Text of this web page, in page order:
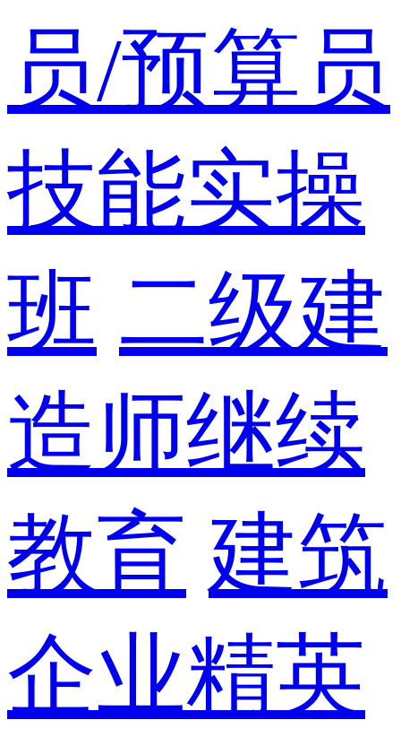
员/预算员
技能实操
班 二级建
造师继续
教育 建筑
企业精英